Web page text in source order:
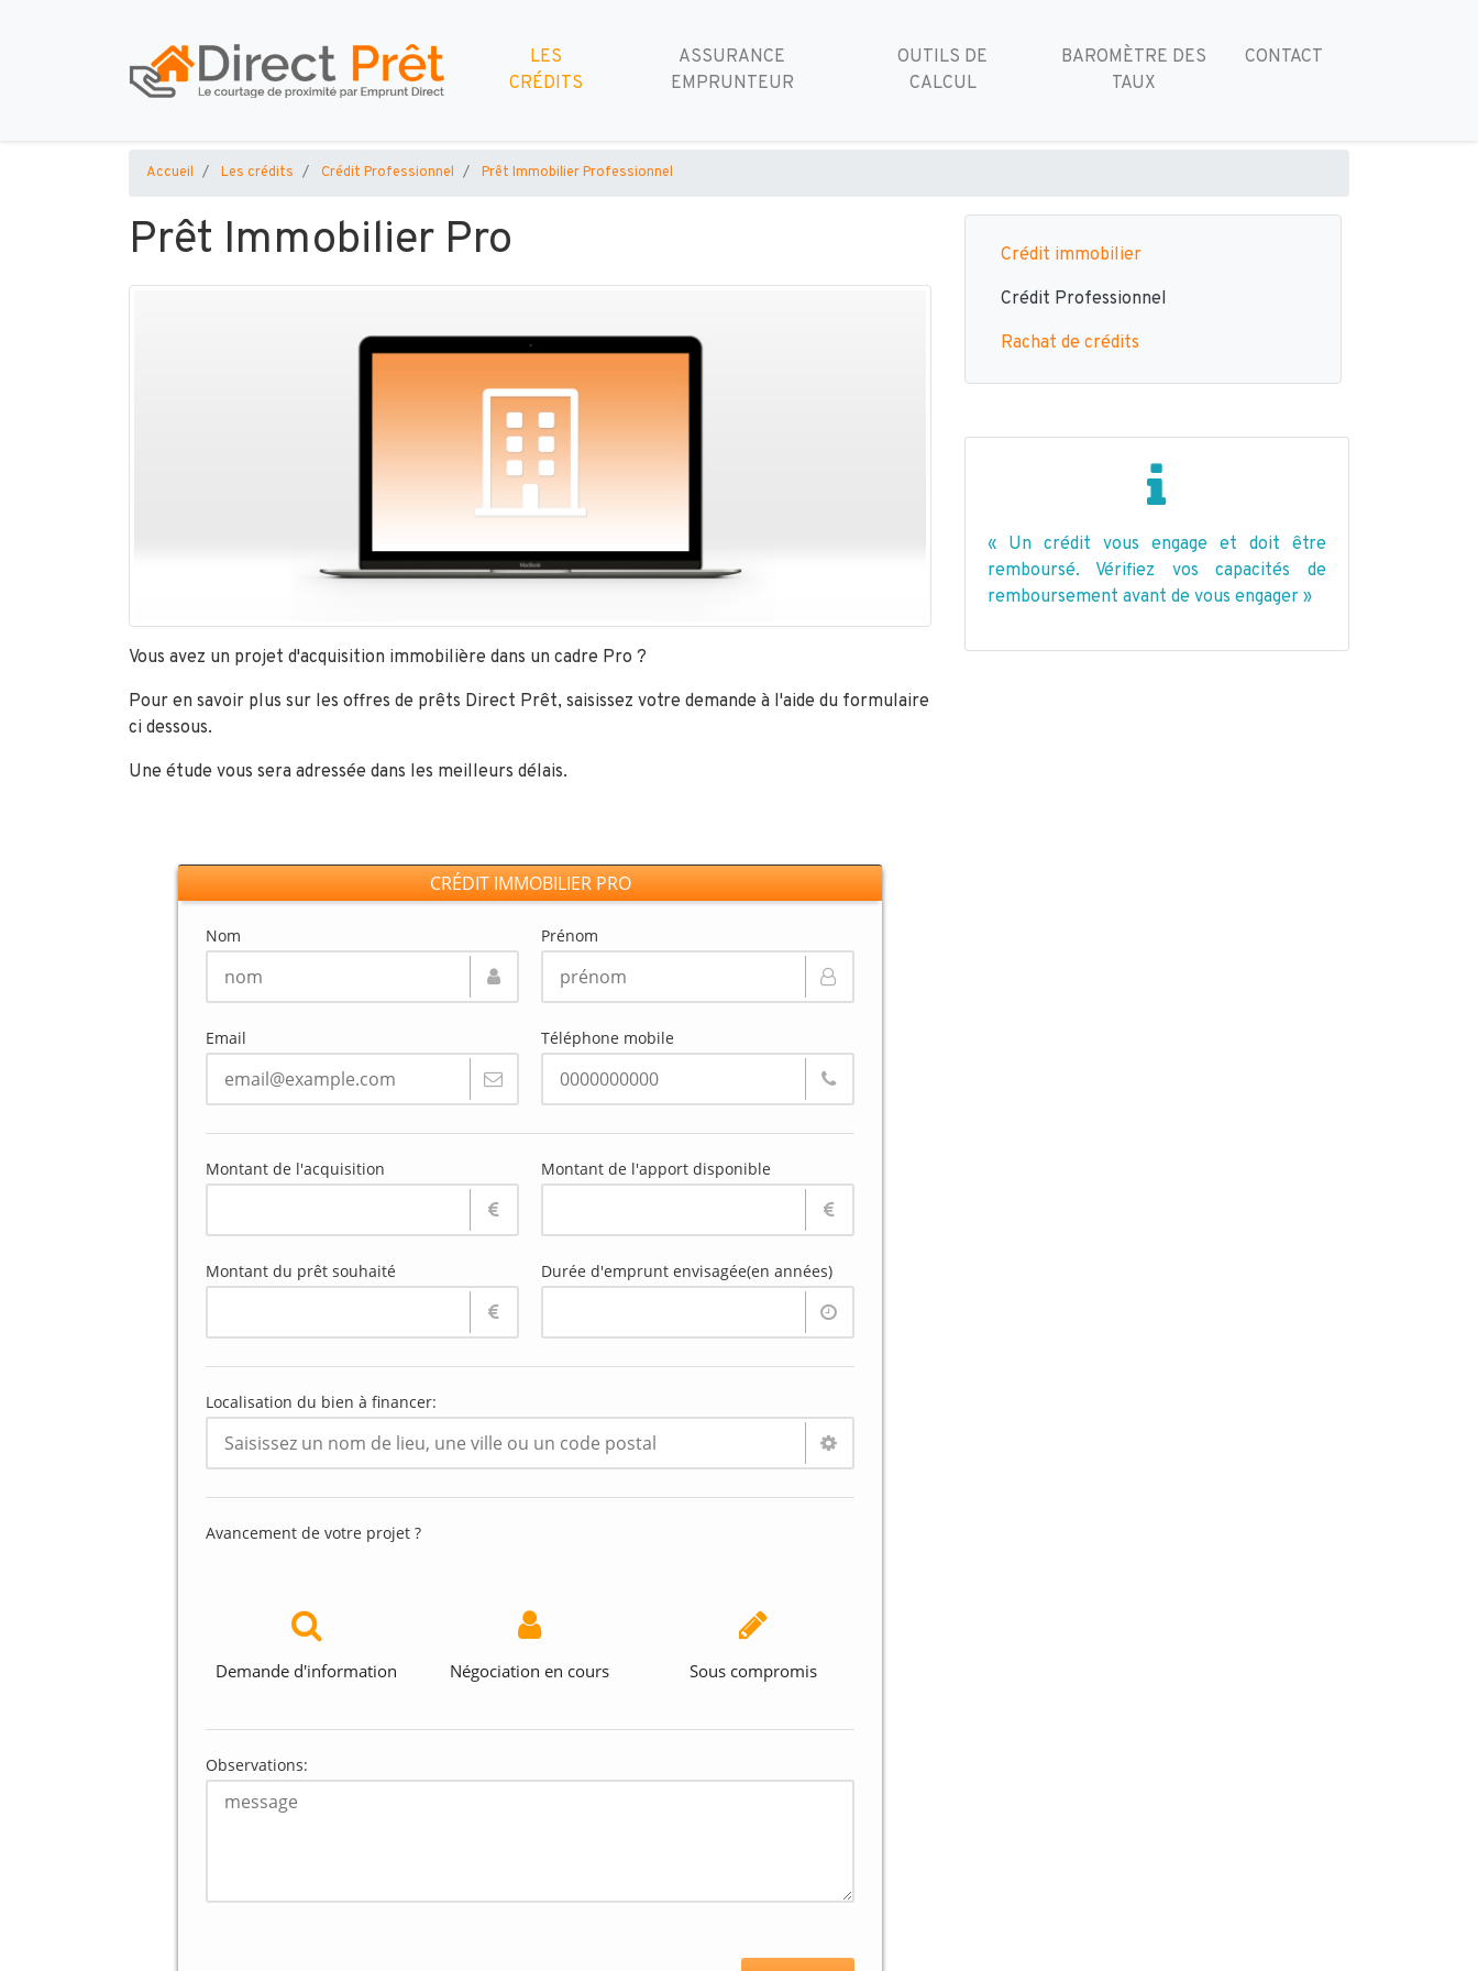
LES
CRÉDITS
ASSURANCE
EMPRUNTEUR
OUTILS DE
CALCUL
BAROMÈTRE DES
TAUX
CONTACT
Accueil Les crédits Crédit Professionnel Prêt Immobilier Professionnel
Prêt Immobilier Pro
Vous avez un projet d'acquisition immobilière dans un cadre Pro ?
Pour en savoir plus sur les offres de prêts Direct Prêt, saisissez votre demande à l'aide du formulaire
ci dessous.
Une étude vous sera adressée dans les meilleurs délais.
CRÉDIT IMMOBILIER PRO
Nom Prénom
Email Téléphone mobile
Montant de l'acquisition Montant de l'apport disponible
Montant du prêt souhaité Durée d'emprunt envisagée(en années)
Localisation du bien à financer:
Avancement de votre projet ?
Demande d'information Négociation en cours Sous compromis
Observations:
Crédit immobilier
Crédit Professionnel
Rachat de crédits
« Un crédit vous engage et doit être
remboursé. Vérifiez vos capacités de
remboursement avant de vous engager »